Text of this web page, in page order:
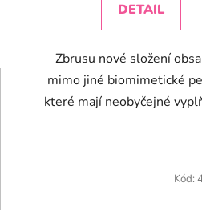
DETAIL
Zbrusu nové složení
mimo jiné biomimetické
které mají neobyčejné
Kód: